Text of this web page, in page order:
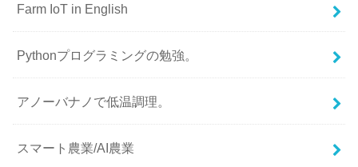
Farm IoT in English
Pythonプログラミングの勉強。
アノーバナノで低温調理。
スマート農業/AI農業